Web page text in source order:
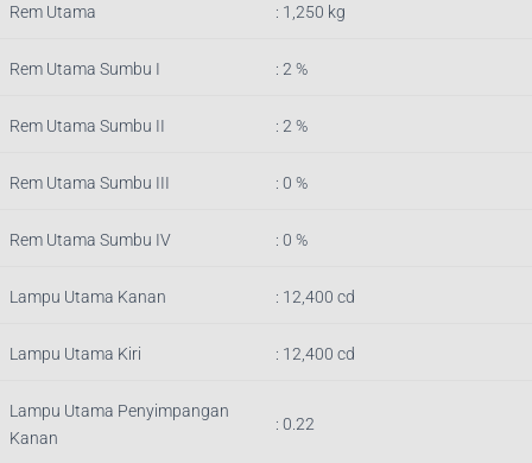
Rem Utama : 1,250 kg
Rem Utama Sumbu I : 2 %
Rem Utama Sumbu II : 2 %
Rem Utama Sumbu III : 0 %
Rem Utama Sumbu IV : 0 %
Lampu Utama Kanan : 12,400 cd
Lampu Utama Kiri : 12,400 cd
Lampu Utama Penyimpangan
Kanan
: 0.22